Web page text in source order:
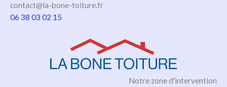
contact@la-bone-toiture.fr
06 38 03 02 15
Notre zone d'intervention